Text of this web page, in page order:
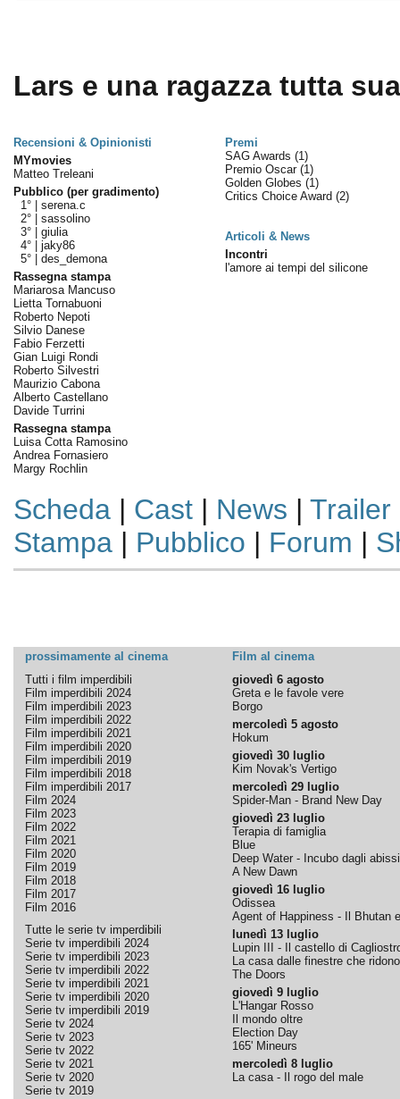
Lars e una ragazza tutta
Recensioni & Opinionisti
Premi
MYmovies
Matteo Treleani
Pubblico (per gradimento)
1° | serena.c
2° | sassolino
3° | giulia
4° | jaky86
5° | des_demona
Rassegna stampa
Mariarosa Mancuso
Lietta Tornabuoni
Roberto Nepoti
Silvio Danese
Fabio Ferzetti
Gian Luigi Rondi
Roberto Silvestri
Maurizio Cabona
Alberto Castellano
Davide Turrini
Rassegna stampa
Luisa Cotta Ramosino
Andrea Fornasiero
Margy Rochlin
SAG Awards (1)
Premio Oscar (1)
Golden Globes (1)
Critics Choice Award (2)
Articoli & News
Incontri
l'amore ai tempi del silicone
Scheda| Cast| News | Trailer
Stampa| Pubblico | Forum |
prossimamente al cinema
Film al cinema
Tutti i film imperdibili
Film imperdibili 2024
Film imperdibili 2023
Film imperdibili 2022
Film imperdibili 2021
Film imperdibili 2020
Film imperdibili 2019
Film imperdibili 2018
Film imperdibili 2017
Film 2024
Film 2023
Film 2022
Film 2021
Film 2020
Film 2019
Film 2018
Film 2017
Film 2016
Tutte le serie tv imperdibili
Serie tv imperdibili 2024
Serie tv imperdibili 2023
Serie tv imperdibili 2022
Serie tv imperdibili 2021
Serie tv imperdibili 2020
Serie tv imperdibili 2019
Serie tv 2024
Serie tv 2023
Serie tv 2022
Serie tv 2021
Serie tv 2020
Serie tv 2019
giovedì 6 agosto
Greta e le favole vere
Borgo
mercoledì 5 agosto
Hokum
giovedì 30 luglio
Kim Novak's Vertigo
mercoledì 29 luglio
Spider-Man - Brand New Day
giovedì 23 luglio
Terapia di famiglia
Blue
Deep Water - Incubo dagli abissi
A New Dawn
giovedì 16 luglio
Odissea
Agent of Happiness - Il Bhutan
lunedì 13 luglio
Lupin III - Il castello di
La casa dalle finestre che ridono
The Doors
giovedì 9 luglio
L'Hangar Rosso
Il mondo oltre
Election Day
165' Mineurs
mercoledì 8 luglio
La casa - Il rogo del male